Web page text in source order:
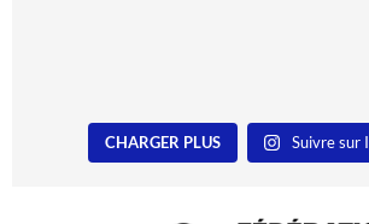
CHARGER PLUS Suivre sur